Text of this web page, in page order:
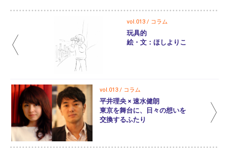
vol.013 / コラム
玩具的
絵・文：ほしよりこ
vol.013 / コラム
平井理央 × 速水健朗
東京を舞台に、日々の想いを
交換するふたり